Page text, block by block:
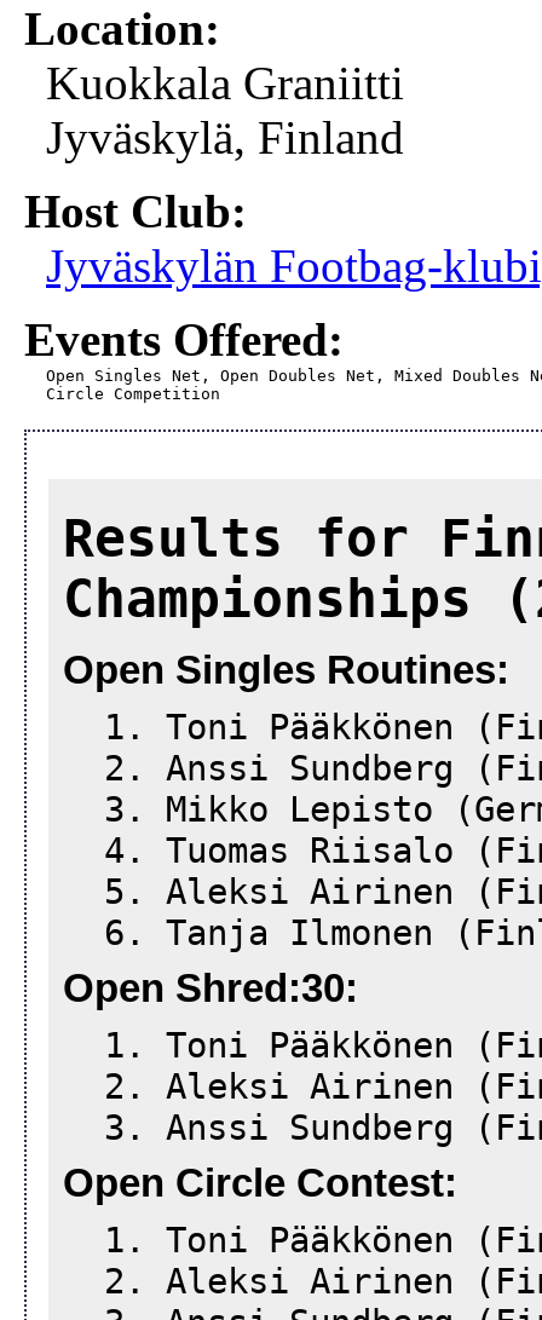
Location:
Kuokkala Graniitti
Jyväskylä, Finland
Host Club:
Jyväskylän Footbag-
Events Offered:
Open Singles Net, Open Doubles Net, Mixed
Circle Competition
Results for
Championships
Open Singles Routines:
1. Toni Pääkkönen
2. Anssi Sundberg
3. Mikko Lepisto
4. Tuomas Riisalo
5. Aleksi Airinen
6. Tanja Ilmonen
Open Shred:30:
1. Toni Pääkkönen
2. Aleksi Airinen
3. Anssi Sundberg
Open Circle Contest:
1. Toni Pääkkönen
2. Aleksi Airinen